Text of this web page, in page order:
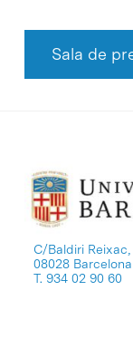
Sala de
C/Baldiri Reixac,
08028 Barcelona
T. 934 02 90 60